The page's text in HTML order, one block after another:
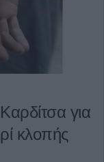
για
κλοπής